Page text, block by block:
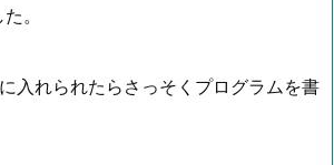
。
入れられたらさっそくプログラムを書